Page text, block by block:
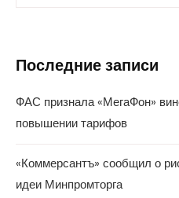
Последние записи
ФАС признала «МегаФон»
повышении тарифов
«Коммерсантъ» сообщил о
идеи Минпромторга